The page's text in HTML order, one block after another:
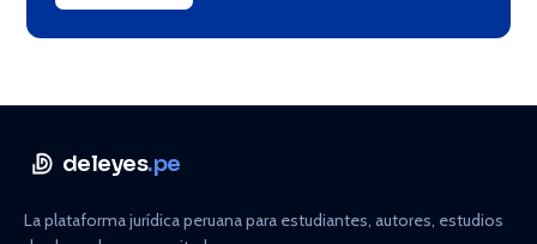
deleyes.pe
La plataforma jurídica peruana para estudiantes, autores, estudios